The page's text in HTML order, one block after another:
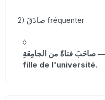
2) صادَقَ fréquenter
◊
صاحَبَ فتاةً من الجامِعَةِ — Il fréquentait une jeune
fille de l'université.